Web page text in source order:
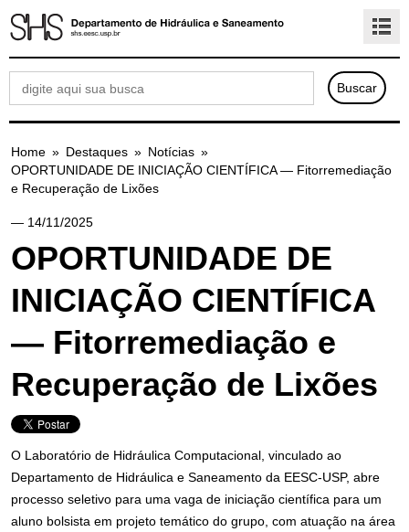
Home » Destaques » Notícias »
OPORTUNIDADE DE INICIAÇÃO CIENTÍFICA — Fitorremediação
e Recuperação de Lixões
— 14/11/2025
OPORTUNIDADE DE
INICIAÇÃO CIENTÍFICA
— Fitorremediação e
Recuperação de Lixões
O Laboratório de Hidráulica Computacional, vinculado ao
Departamento de Hidráulica e Saneamento da EESC-USP, abre
processo seletivo para uma vaga de iniciação científica para um
aluno bolsista em projeto temático do grupo, com atuação na área